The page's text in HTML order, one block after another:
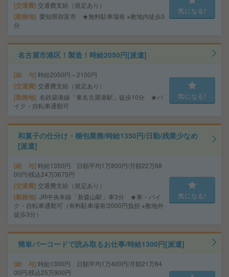
交通費 交通費支給（規定あり）
勤務地 愛知県弥富市 ★無料駐車場有 ※敷地内徒歩3
分
気になる!
名古屋市港区！製造！時給2050円[派遣]
給 与 時給2050円～2100円
交通費 交通費支給（規定あり）
勤務地 名鉄築港線「東名古屋港駅」徒歩10分 ★バ
イク・自転車通勤可
気になる!
和菓子の仕分け・梱包業務/時給1350円/日勤/残業少なめ
[派遣]
給 与 時給1350円 日額平均1万800円/月額22万68
00円/残込24万3675円
交通費 交通費支給（規定あり）
勤務地 JR中央本線「新森山駅」車3分 ★車・バイ
ク・自転車通勤可（有料駐車場有/2000円負担 ※敷地外
徒歩3分）
気になる!
簡単バーコードで読み取るお仕事/時給1300円[派遣]
給 与 時給1300円 日額平均1万400円/月額21万84
00円/残込25万900円